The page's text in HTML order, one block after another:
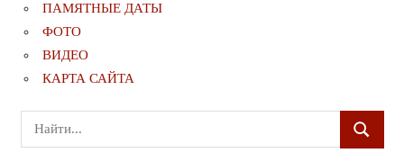
ПАМЯТНЫЕ ДАТЫ
ФОТО
ВИДЕО
КАРТА САЙТА
Поиск
для:
ПОИСК